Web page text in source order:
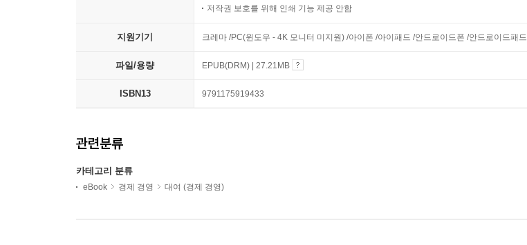
저작권 보호를 위해 인쇄 기능 제공 안함
지원기기 크레마 /PC(윈도우 - 4K 모니터 미지원) /아이폰 /아이패드 /안드로이드폰 /안드로이드패드
파일/용량 EPUB(DRM) | 27.21MB
ISBN13 9791175919433
관련분류
카테고리 분류
eBook 경제 경영 대여 (경제 경영)